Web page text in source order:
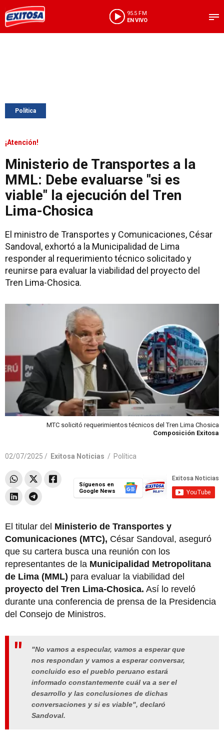
95.5 FM
EN VIVO
Política
¡Atención!
Ministerio de Transportes a la
MML: Debe evaluarse "si es
viable" la ejecución del Tren
Lima-Chosica
El ministro de Transportes y Comunicaciones, César
Sandoval, exhortó a la Municipalidad de Lima
responder al requerimiento técnico solicitado y
reunirse para evaluar la viabilidad del proyecto del
Tren Lima-Chosica.
MTC solicitó requerimientos técnicos del Tren Lima Chosica
Composición Exitosa
02/07/2025 / Exitosa Noticias / Política
Síguenos en
Google News
El titular del Ministerio de Transportes y
Comunicaciones (MTC), César Sandoval, aseguró
que su cartera busca una reunión con los
representantes de la Municipalidad Metropolitana
de Lima (MML) para evaluar la viabilidad del
proyecto del Tren Lima-Chosica. Así lo reveló
durante una conferencia de prensa de la Presidencia
del Consejo de Ministros.
"No vamos a especular, vamos a esperar que
nos respondan y vamos a esperar conversar,
concluido eso el pueblo peruano estará
informado constantemente cuál va a ser el
desarrollo y las conclusiones de dichas
conversaciones y si es viable", declaró
Sandoval.